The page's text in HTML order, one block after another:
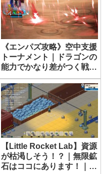
《エンパズ攻略》空中支援
トーナメント｜ドラゴンの
能力でかなり差がつく戦場
だった【empires &
puzzles】
【Little Rocket Lab】資源
が枯渇しそう！？｜無限鉱
石はココにあります！｜輸